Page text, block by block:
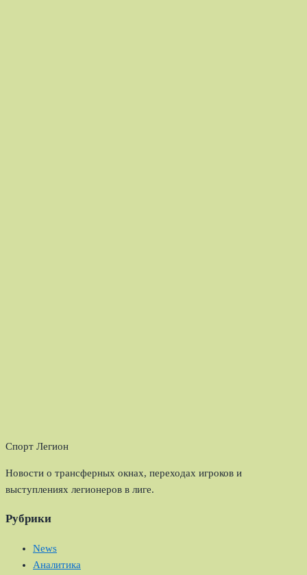
Спорт Легион
Новости о трансферных окнах, переходах игроков и
выступлениях легионеров в лиге.
Рубрики
News
Аналитика